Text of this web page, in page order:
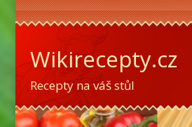
Wikirecepty.cz
Recepty na váš stůl